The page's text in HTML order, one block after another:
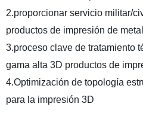
2.proporcionar servicio militar/
productos de impresión de
3.proceso clave de tratamiento
gama alta 3D productos de
4.Optimización de topología
para la impresión 3D